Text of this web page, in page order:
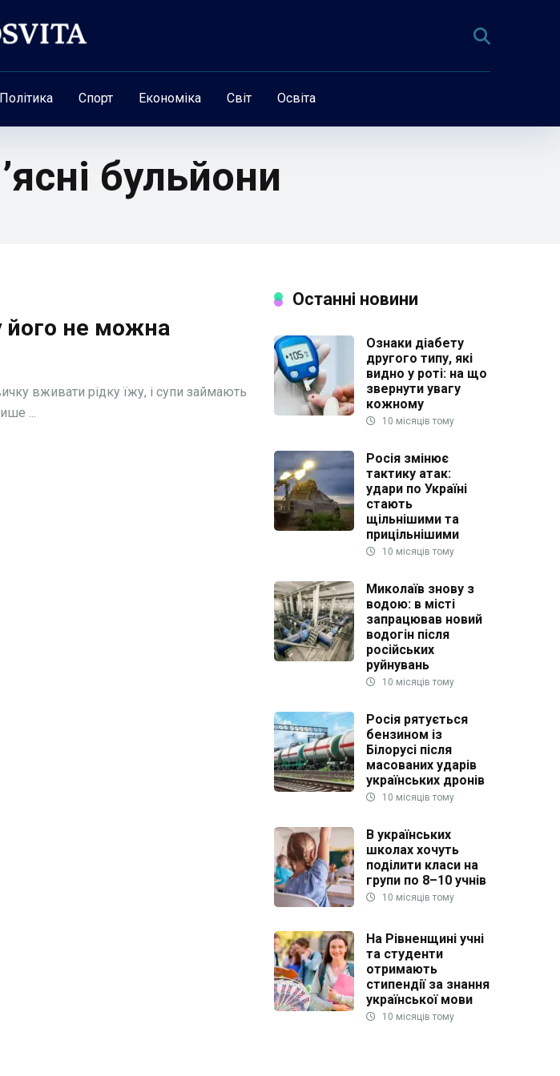
Політика Спорт Економіка Світ Освіта
бульйони
його не можна
вживати рідку їжу, і супи займають
...
Останні новини
Ознаки діабету
другого типу, які
видно у роті: на що
звернути увагу
кожному
10 місяців тому
Росія змінює
тактику атак:
удари по Україні
стають
щільнішими та
прицільнішими
10 місяців тому
Миколаїв знову з
водою: в місті
запрацював новий
водогін після
російських
руйнувань
10 місяців тому
Росія рятується
бензином із
Білорусі після
масованих ударів
українських дронів
10 місяців тому
В українських
школах хочуть
поділити класи на
групи по 8–10 учнів
10 місяців тому
На Рівненщині учні
та студенти
отримають
стипендії за знання
української мови
10 місяців тому